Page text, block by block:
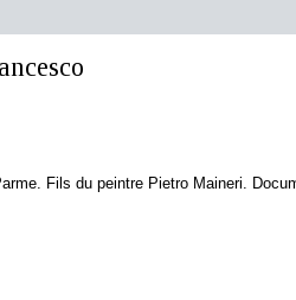
Fils du peintre Pietro Maineri.